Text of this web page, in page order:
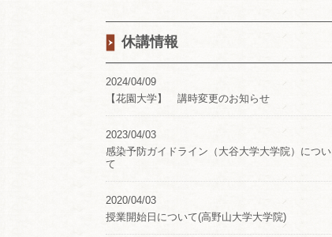
休講情報
2024/04/09
【花園大学】 講時変更のお知らせ
2023/04/03
感染予防ガイドライン（大谷大学大学院）につい
て
2020/04/03
授業開始日について(高野山大学大学院)